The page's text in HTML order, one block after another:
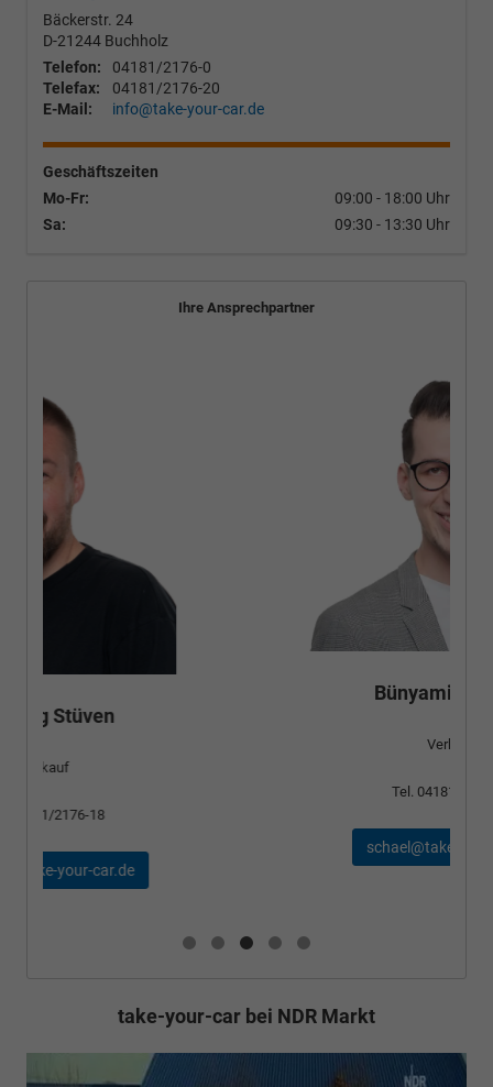
Bäckerstr. 24
D-21244 Buchholz
Telefon:
04181/2176-0
Telefax:
04181/2176-20
E-Mail:
info@take-your-car.de
Geschäftszeiten
Mo-Fr:
09:00 - 18:00 Uhr
Sa:
09:30 - 13:30 Uhr
Ihre Ansprechpartner
take-your-car bei NDR Markt